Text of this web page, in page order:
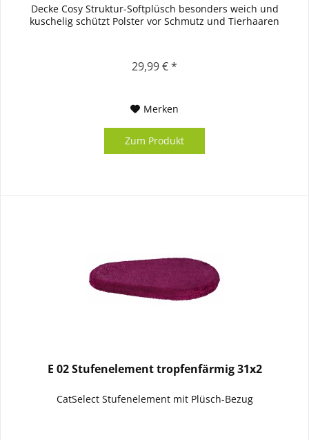
Decke Cosy Struktur-Softplüsch besonders weich und
kuschelig schützt Polster vor Schmutz und Tierhaaren
29,99 € *
Merken
Zum Produkt
E 02 Stufenelement tropfenfärmig 31x2
CatSelect Stufenelement mit Plüsch-Bezug